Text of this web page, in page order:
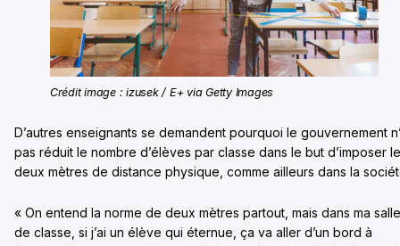
Crédit image : izusek / E+ via Getty Images
D’autres enseignants se demandent pourquoi le gouvernement
pas réduit le nombre d’élèves par classe dans le but d’imposer
deux mètres de distance physique, comme ailleurs dans la
« On entend la norme de deux mètres partout, mais dans ma salle
de classe, si j’ai un élève qui éternue, ça va aller d’un bord à